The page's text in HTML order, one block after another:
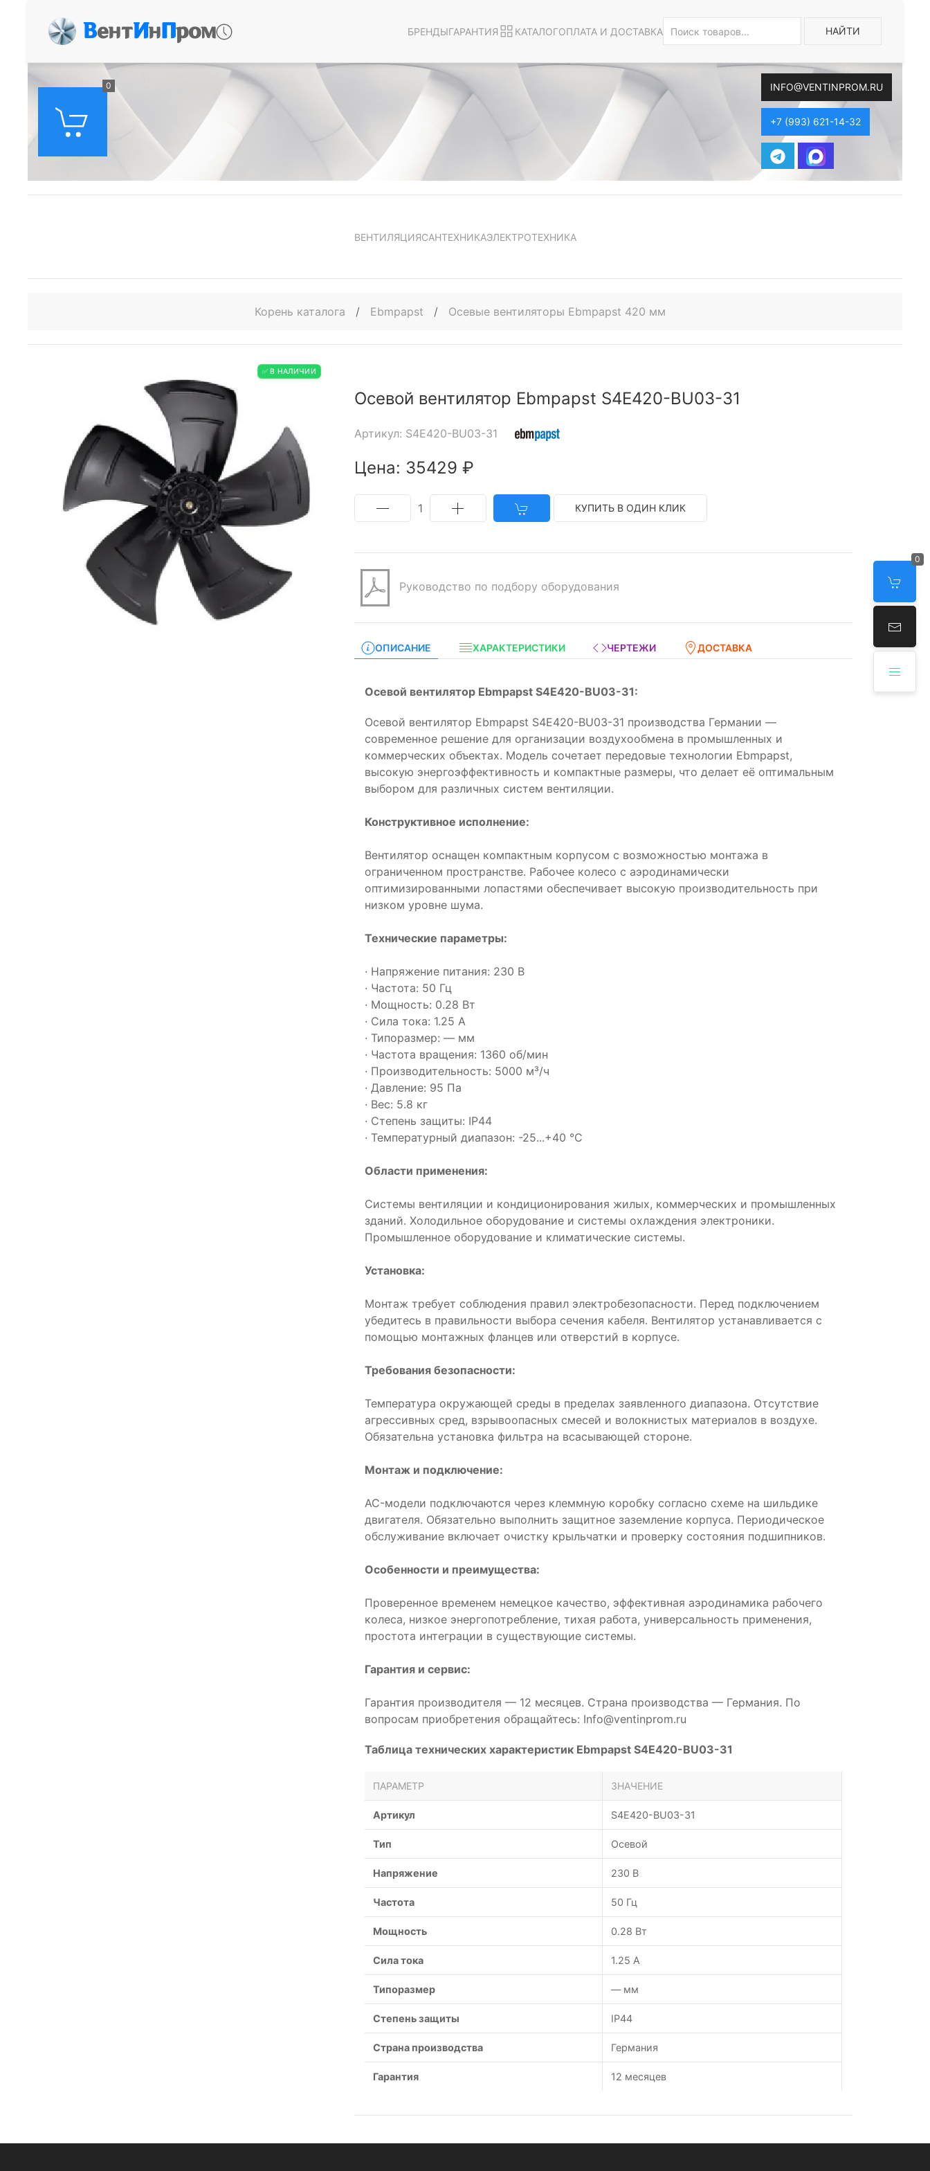
ВентИнПром БРЕНДЫГАРАНТИЯ КАТАЛОГОПЛАТА И ДОСТАВКА НАЙТИ
0 INFO@VENTINPROM.RU
+7 (993) 621-14-32
0
ВЕНТИЛЯЦИЯСАНТЕХНИКАЭЛЕКТРОТЕХНИКА
Корень каталога / Ebmpapst / Осевые вентиляторы Ebmpapst 420 мм
✅ В НАЛИЧИИ
Осевой вентилятор Ebmpapst S4E420-BU03-31
Артикул: S4E420-BU03-31
Цена: 35429 ₽
1 КУПИТЬ В ОДИН КЛИК
Руководство по подбору оборудования
ОПИСАНИЕ ХАРАКТЕРИСТИКИ ЧЕРТЕЖИ ДОСТАВКА
Осевой вентилятор Ebmpapst S4E420-BU03-31:
Осевой вентилятор Ebmpapst S4E420-BU03-31 производства Германии —
современное решение для организации воздухообмена в промышленных и
коммерческих объектах. Модель сочетает передовые технологии Ebmpapst,
высокую энергоэффективность и компактные размеры, что делает её оптимальным
выбором для различных систем вентиляции.
Конструктивное исполнение:
Вентилятор оснащен компактным корпусом с возможностью монтажа в
ограниченном пространстве. Рабочее колесо с аэродинамически
оптимизированными лопастями обеспечивает высокую производительность при
низком уровне шума.
Технические параметры:
· Напряжение питания: 230 В
· Частота: 50 Гц
· Мощность: 0.28 Вт
· Сила тока: 1.25 А
· Типоразмер: — мм
· Частота вращения: 1360 об/мин
· Производительность: 5000 м³/ч
· Давление: 95 Па
· Вес: 5.8 кг
· Степень защиты: IP44
· Температурный диапазон: -25...+40 °C
Области применения:
Системы вентиляции и кондиционирования жилых, коммерческих и промышленных
зданий. Холодильное оборудование и системы охлаждения электроники.
Промышленное оборудование и климатические системы.
Установка:
Монтаж требует соблюдения правил электробезопасности. Перед подключением
убедитесь в правильности выбора сечения кабеля. Вентилятор устанавливается с
помощью монтажных фланцев или отверстий в корпусе.
Требования безопасности:
Температура окружающей среды в пределах заявленного диапазона. Отсутствие
агрессивных сред, взрывоопасных смесей и волокнистых материалов в воздухе.
Обязательна установка фильтра на всасывающей стороне.
Монтаж и подключение:
AC-модели подключаются через клеммную коробку согласно схеме на шильдике
двигателя. Обязательно выполнить защитное заземление корпуса. Периодическое
обслуживание включает очистку крыльчатки и проверку состояния подшипников.
Особенности и преимущества:
Проверенное временем немецкое качество, эффективная аэродинамика рабочего
колеса, низкое энергопотребление, тихая работа, универсальность применения,
простота интеграции в существующие системы.
Гарантия и сервис:
Гарантия производителя — 12 месяцев. Страна производства — Германия. По
вопросам приобретения обращайтесь: Info@ventinprom.ru
Таблица технических характеристик Ebmpapst S4E420-BU03-31
ПАРАМЕТР ЗНАЧЕНИЕ
Артикул S4E420-BU03-31
Тип Осевой
Напряжение 230 В
Частота 50 Гц
Мощность 0.28 Вт
Сила тока 1.25 А
Типоразмер — мм
Степень защиты IP44
Страна производства Германия
Гарантия 12 месяцев